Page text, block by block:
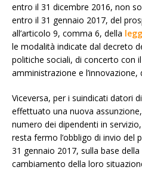
entro il 31 dicembre 2016, non
entro il 31 gennaio 2017, del
all’articolo 9, comma 6, della
le modalità indicate dal decreto
politiche sociali, di concerto con
amministrazione e l’innovazione,
Viceversa, per i suindicati datori
effettuato una nuova
numero dei dipendenti in
resta fermo l’obbligo di invio
31 gennaio 2017, sulla base
cambiamento della loro